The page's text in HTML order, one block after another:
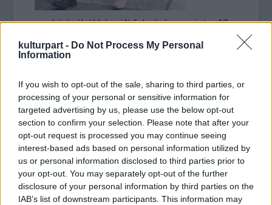
kulturpart - Do Not Process My Personal
Information
If you wish to opt-out of the sale, sharing to third parties, or
processing of your personal or sensitive information for
targeted advertising by us, please use the below opt-out
section to confirm your selection. Please note that after your
opt-out request is processed you may continue seeing
interest-based ads based on personal information utilized by
us or personal information disclosed to third parties prior to
your opt-out. You may separately opt-out of the further
disclosure of your personal information by third parties on the
IAB’s list of downstream participants. This information may
megbízásából készült felmérés szerint a 18
százaléka, a hasonló korú nők több mint fele
közszolgálati adóportálja .
A távol-keleti országban 2005-ben már
végeztek hasonló kutatást, de azóta
magasabbra szökött az egyedülállók száma.
A válaszokból kiderült, hogy sokan nem is
akarnak társat keresni maguknak, ennek
egyik oka pedig a pénzhiány.